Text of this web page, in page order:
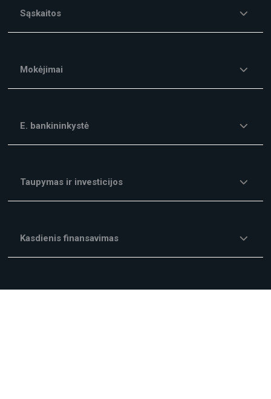
Sąskaitos
Mokėjimai
E. bankininkystė
Taupymas ir investicijos
Kasdienis finansavimas